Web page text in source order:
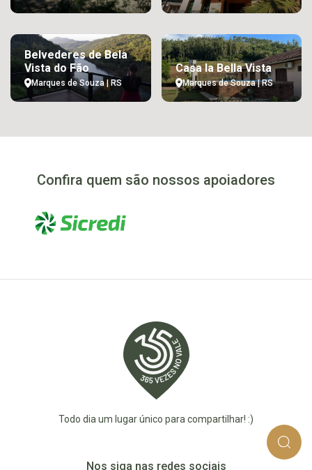
Belvederes de Bela
Vista do Fão
Marques de Souza | RS
Casa la Bella Vista
Marques de Souza | RS
Confira quem são nossos apoiadores
Todo dia um lugar único para compartilhar! :)
Nos siga nas redes sociais